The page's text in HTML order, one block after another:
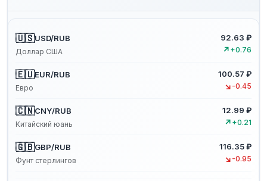
🇺🇸USD/RUB
Доллар США
92.63 ₽
↗ +0.76
🇪🇺EUR/RUB
Евро
100.57 ₽
↘ -0.45
🇨🇳CNY/RUB
Китайский юань
12.99 ₽
↗ +0.21
🇬🇧GBP/RUB
Фунт стерлингов
116.35 ₽
↘ -0.95